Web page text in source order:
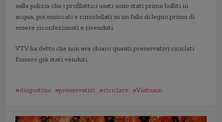
aalla polizia che i profilattici usati sono stati prima bolliti in
acqua, poi essiccati e rimodellati su un fallo di legno prima di
essere riconfezionati e rivenduti.
VTV ha detto che non era chiaro quanti preservativi riciclati
fossero già stati venduti.
disgustoso preservativi riciclare Vietnam